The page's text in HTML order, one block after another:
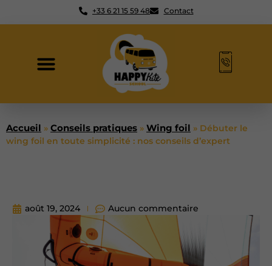
+33 6 21 15 59 48 Contact
Accueil » Conseils pratiques » Wing foil » Débuter le
wing foil en toute simplicité : nos conseils d’expert
août 19, 2024 Aucun commentaire